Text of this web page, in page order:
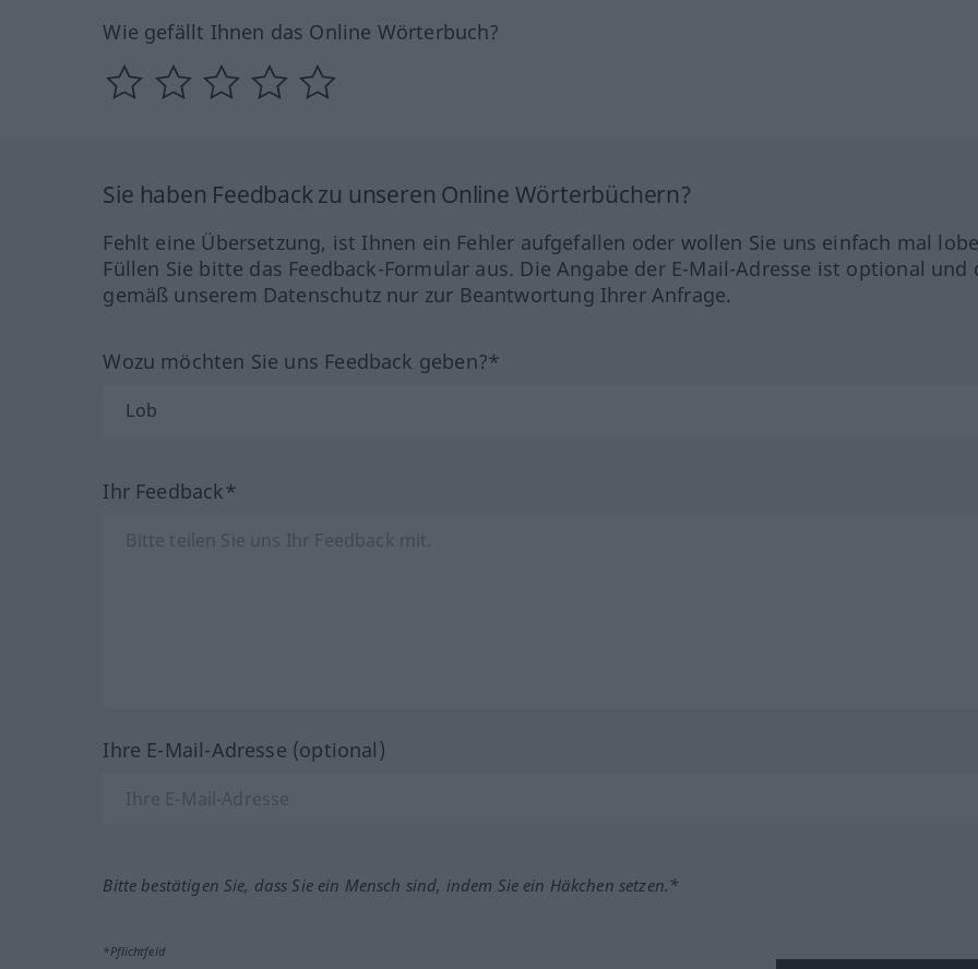
Wie gefällt Ihnen das Online Wörterbuch?
Sie haben Feedback zu unseren Online Wörterbüchern?
Fehlt eine Übersetzung, ist Ihnen ein Fehler aufgefallen oder wollen Sie uns einfach mal
Füllen Sie bitte das Feedback-Formular aus. Die Angabe der E-Mail-Adresse ist optional und
gemäß unserem Datenschutz nur zur Beantwortung Ihrer Anfrage.
Wozu möchten Sie uns Feedback geben?*
Ihr Feedback*
Ihre E-Mail-Adresse (optional)
Bitte bestätigen Sie, dass Sie ein Mensch sind, indem Sie ein Häkchen setzen.*
*Pflichtfeld